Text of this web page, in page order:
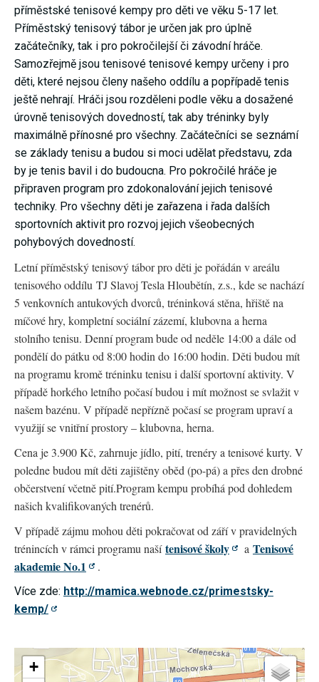
příměstské tenisové kempy pro děti ve věku 5-17 let.
Příměstský tenisový tábor je určen jak pro úplně
začátečníky, tak i pro pokročilejší či závodní hráče.
Samozřejmě jsou tenisové tenisové kempy určeny i pro
děti, které nejsou členy našeho oddílu a popřípadě tenis
ještě nehrají. Hráči jsou rozděleni podle věku a dosažené
úrovně tenisových dovedností, tak aby tréninky byly
maximálně přínosné pro všechny. Začátečníci se seznámí
se základy tenisu a budou si moci udělat představu, zda
by je tenis bavil i do budoucna. Pro pokročilé hráče je
připraven program pro zdokonalování jejich tenisové
techniky. Pro všechny děti je zařazena i řada dalších
sportovních aktivit pro rozvoj jejich všeobecných
pohybových dovedností.
Letní příměstský tenisový tábor pro děti je pořádán v areálu
tenisového oddílu TJ Slavoj Tesla Hloubětín, z.s., kde se nachází
5 venkovních antukových dvorců, tréninková stěna, hřiště na
míčové hry, kompletní sociální zázemí, klubovna a herna
stolního tenisu. Denní program bude od neděle 14:00 a dále od
pondělí do pátku od 8:00 hodin do 16:00 hodin. Děti budou mít
na programu kromě tréninku tenisu i další sportovní aktivity. V
případě horkého letního počasí budou i mít možnost se svlažit v
našem bazénu. V případě nepřízně počasí se program upraví a
využijí se vnitřní prostory – klubovna, herna.
Cena je 3.900 Kč, zahrnuje jídlo, pití, trenéry a tenisové kurty. V
poledne budou mít děti zajištěny oběd (po-pá) a přes den drobné
občerstvení včetně pití.Program kempu probíhá pod dohledem
našich kvalifikovaných trenérů.
V případě zájmu mohou děti pokračovat od září v pravidelných
trénincích v rámci programu naší tenisové školy a Tenisové
akademie No.1
.
Více zde: http://mamica.webnode.cz/primestsky-
kemp/
Analytické
cookies
Analytické
cookies nám
umožňují
měření
výkonu
našeho webu
a našich
kampaní.
Jejich pomocí
počet návštěv
a zdroje
návštěv
našich
internetových
stránek. Data
získaná
souhrnně,
bez použití
identifikátorů,
které ukazují
na konkrétní
uživatelé
našeho webu.
vypnete
používání
analytických
cookies ve
vztahu k Vaší
návštěvě,
ztrácíme
analýzy
výkonu a
optimalizace
našich
opatření.
Personalizované
soubory cookie
další technologie,
abychom
našich návštěvníků.